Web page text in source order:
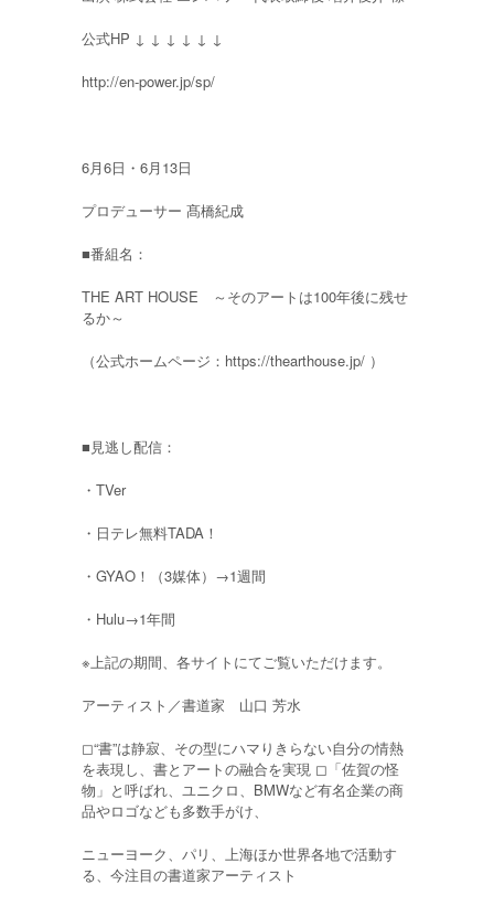
公式HP ↓ ↓ ↓ ↓ ↓ ↓
http://en-power.jp/sp/
6月6日・6月13日
プロデューサー 髙橋紀成
■番組名：
THE ART HOUSE ～そのアートは100年後に残せ
るか～
（公式ホームページ：https://thearthouse.jp/ ）
■見逃し配信：
・TVer
・日テレ無料TADA！
・GYAO！（3媒体）→1週間
・Hulu→1年間
※上記の期間、各サイトにてご覧いただけます。
アーティスト／書道家 山口 芳水
◻︎“書”は静寂、その型にハマりきらない自分の情熱
を表現し、書とアートの融合を実現 ◻︎「佐賀の怪
物」と呼ばれ、ユニクロ、BMWなど有名企業の商
品やロゴなども多数手がけ、
ニューヨーク、パリ、上海ほか世界各地で活動す
る、今注目の書道家アーティスト